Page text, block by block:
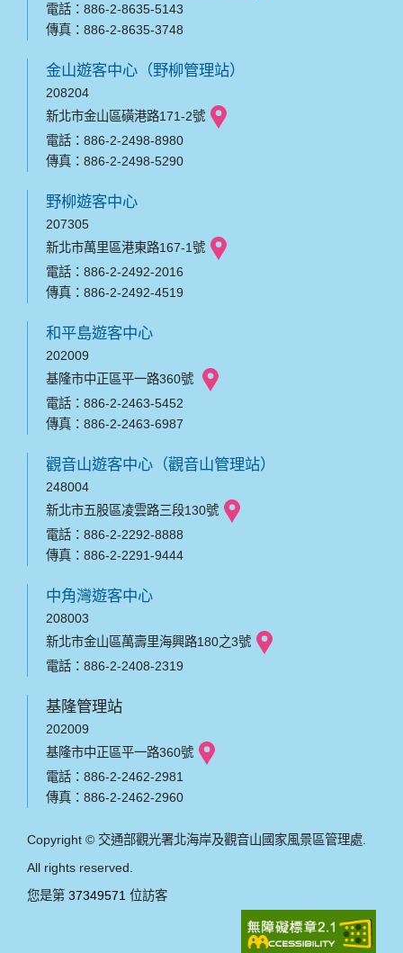
電話：886-2-8635-5143
傳真：886-2-8635-3748
金山遊客中心（野柳管理站）
208204
新北市金山區磺港路171-2號
電話：886-2-2498-8980
傳真：886-2-2498-5290
野柳遊客中心
207305
新北市萬里區港東路167-1號
電話：886-2-2492-2016
傳真：886-2-2492-4519
和平島遊客中心
202009
基隆市中正區平一路360號
電話：886-2-2463-5452
傳真：886-2-2463-6987
觀音山遊客中心（觀音山管理站）
248004
新北市五股區凌雲路三段130號
電話：886-2-2292-8888
傳真：886-2-2291-9444
中角灣遊客中心
208003
新北市金山區萬壽里海興路180之3號
電話：886-2-2408-2319
基隆管理站
202009
基隆市中正區平一路360號
電話：886-2-2462-2981
傳真：886-2-2462-2960
Copyright © 交通部觀光署北海岸及觀音山國家風景區管理處.
All rights reserved.
您是第 37349571 位訪客